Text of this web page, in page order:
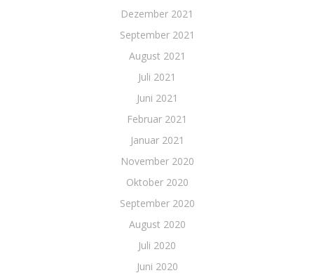
Dezember 2021
September 2021
August 2021
Juli 2021
Juni 2021
Februar 2021
Januar 2021
November 2020
Oktober 2020
September 2020
August 2020
Juli 2020
Juni 2020